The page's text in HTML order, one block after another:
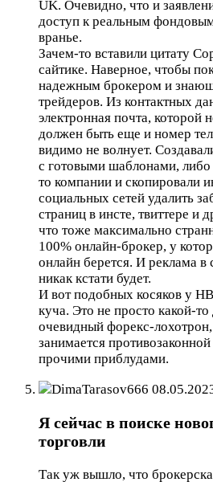
UK. Очевидно, что и
доступ к реальным
вранье.
Зачем-то вставили цитату
сайтике. Наверное, чтобы
надежным брокером и
трейдеров. Из контактных
электронная почта, которой
должен быть еще и номер
видимо не волнует.
с готовыми шаблонами, либо
то компании и скопировали
социальных сетей удалить
страниц в инсте, твиттере и
что тоже максимально
100% онлайн-брокер, у
онлайн берется. И реклама в
никак кстати будет.
И вот подобных косяков у
куча. Это не просто какой-
очевидный форекс-
занимается
прочими приблудами.
DimaTarasov666
Я сейчас в поиске
торговли
Так уж вышло, что